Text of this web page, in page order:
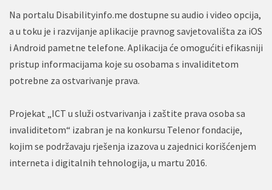
Na portalu Disabilityinfo.me dostupne su audio i video opcija,
a u toku je i razvijanje aplikacije pravnog savjetovališta za iOS
i Android pametne telefone. Aplikacija će omogućiti efikasniji
pristup informacijama koje su osobama s invaliditetom
potrebne za ostvarivanje prava.
Projekat „ICT u služi ostvarivanja i zaštite prava osoba sa
invaliditetom“ izabran je na konkursu Telenor fondacije,
kojim se podržavaju rješenja izazova u zajednici korišćenjem
interneta i digitalnih tehnologija, u martu 2016.